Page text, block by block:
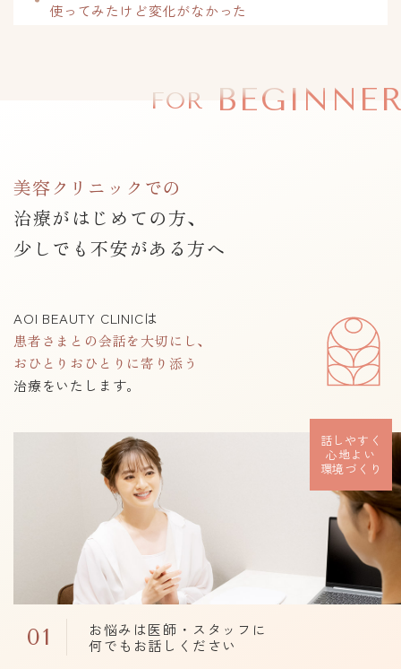
使ってみたけど変化がなかった
FOR
美容クリニックでの
治療がはじめての方、
少しでも不安がある方へ
AOI BEAUTY CLINICは
患者さまとの会話を大切にし、
おひとりおひとりに寄り添う
治療をいたします。
話しやすく
心地よい
環境づくり
01
お悩みは医師・スタッフに
何でもお話しください